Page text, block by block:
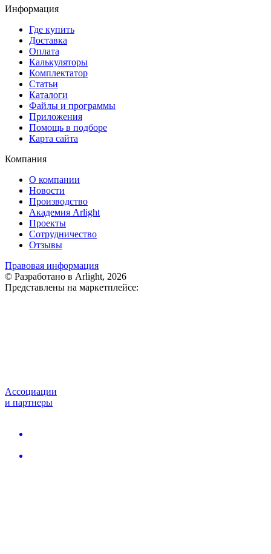
Информация
Где купить
Доставка
Оплата
Калькуляторы
Комплектатор
Статьи
Каталоги
Файлы и программы
Приложения
Помощь в подборе
Карта сайта
Компания
О компании
Новости
Производство
Академия Arlight
Проекты
Сотрудничество
Отзывы
Правовая информация
© Разработано в Arlight, 2026
Представлены на маркетплейсе:
Ассоциации
и партнеры